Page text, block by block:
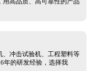
高品质、高可靠性的产品
、冲击试验机、工程塑料等
年的研发经验，选择我